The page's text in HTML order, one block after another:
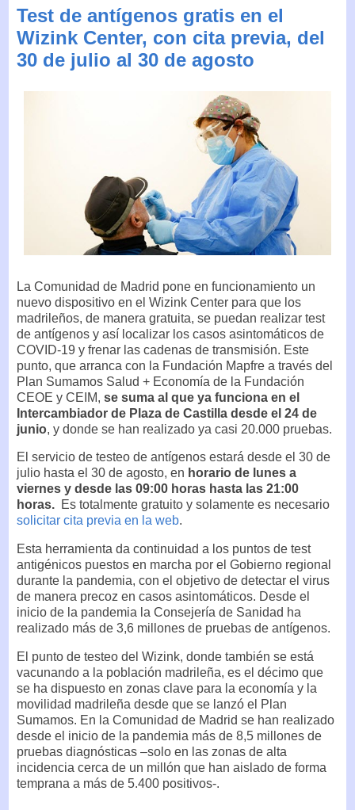
Test de antígenos gratis en el
Wizink Center, con cita previa, del
30 de julio al 30 de agosto
La Comunidad de Madrid pone en funcionamiento un
nuevo dispositivo en el Wizink Center para que los
madrileños, de manera gratuita, se puedan realizar test
de antígenos y así localizar los casos asintomáticos de
COVID-19 y frenar las cadenas de transmisión. Este
punto, que arranca con la Fundación Mapfre a través del
Plan Sumamos Salud + Economía de la Fundación
CEOE y CEIM, se suma al que ya funciona en el
Intercambiador de Plaza de Castilla desde el 24 de
junio, y donde se han realizado ya casi 20.000 pruebas.
El servicio de testeo de antígenos estará desde el 30 de
julio hasta el 30 de agosto, en horario de lunes a
viernes y desde las 09:00 horas hasta las 21:00
horas. Es totalmente gratuito y solamente es necesario
solicitar cita previa en la web.
Esta herramienta da continuidad a los puntos de test
antigénicos puestos en marcha por el Gobierno regional
durante la pandemia, con el objetivo de detectar el virus
de manera precoz en casos asintomáticos. Desde el
inicio de la pandemia la Consejería de Sanidad ha
realizado más de 3,6 millones de pruebas de antígenos.
El punto de testeo del Wizink, donde también se está
vacunando a la población madrileña, es el décimo que
se ha dispuesto en zonas clave para la economía y la
movilidad madrileña desde que se lanzó el Plan
Sumamos. En la Comunidad de Madrid se han realizado
desde el inicio de la pandemia más de 8,5 millones de
pruebas diagnósticas –solo en las zonas de alta
incidencia cerca de un millón que han aislado de forma
temprana a más de 5.400 positivos-.